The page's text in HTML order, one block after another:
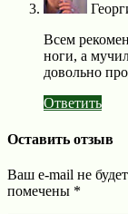
Всем
ноги, а
довольно
Ответить
Оставить отзыв
Ваш e-mail не
помечены *